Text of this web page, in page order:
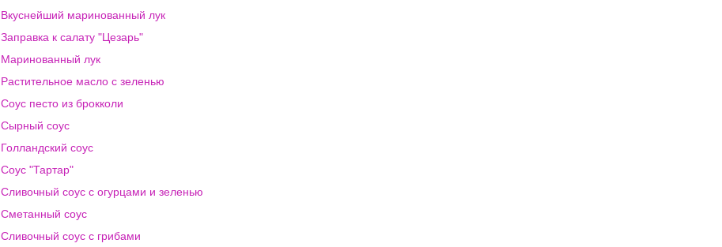
Вкуснейший маринованный лук
Заправка к салату "Цезарь"
Маринованный лук
Растительное масло с зеленью
Соус песто из брокколи
Сырный соус
Голландский соус
Соус "Тартар"
Сливочный соус с огурцами и зеленью
Сметанный соус
Сливочный соус с грибами